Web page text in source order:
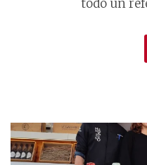
todo un